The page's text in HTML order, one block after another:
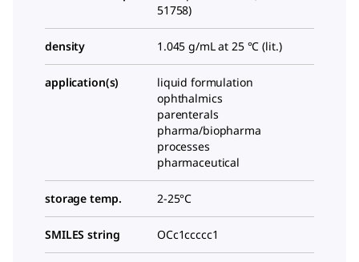
51758)
density 1.045 g/mL at 25 °C (lit.)
application(s)
liquid formulation
ophthalmics
parenterals
pharma/biopharma
processes
pharmaceutical
storage temp. 2-25°C
SMILES string OCc1ccccc1